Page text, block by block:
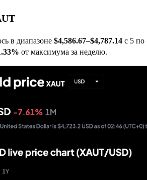
в диапазоне $4,586.67–$4,787.14 с 5 по
от максимума за неделю.